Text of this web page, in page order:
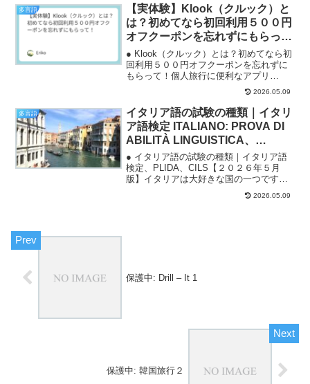
多言語
【実体験】Klook（クルック）と
は？初めてなら初回利用５００円
オフクーポンを忘れずにもらっ
て！
● Klook（クルック）とは？初めてなら初
回利用５００円オフクーポンを忘れずに
もらって！個人旅行に便利なアプリ
Klook（クルック）を初めて利用するとき
は、せっかくなので割引クーポンでお得
に旅を楽しんでください！こちらのリン
クから登録で...
2026.05.09
多言語
イタリア語の試験の種類｜イタリ
ア語検定 ITALIANO: PROVA DI
ABILITÀ LINGUISTICA、
PLIDA・CILS・CELI
● イタリア語の試験の種類｜イタリア語
検定、PLIDA、CILS【２０２６年５月
版】イタリアは大好きな国の一つです。
何度か訪れたことがあり、１ヶ月かけて
北イタリアを巡ったこともありますが、
2026.05.09
保護中: Drill – It 1
保護中: 韓国旅行２